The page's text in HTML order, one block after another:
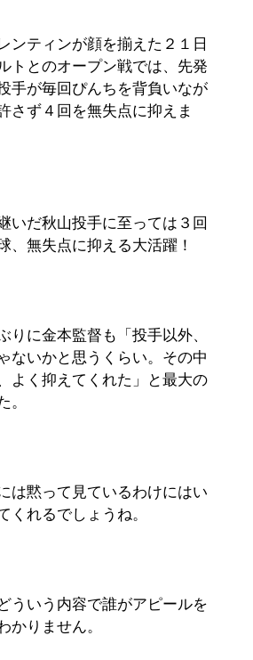
ンティンが顔を揃えた２１日
トとのオープン戦では、先発
手が毎回ぴんちを背負いなが
さず４回を無失点に抑えま
いだ秋山投手に至っては３回
、無失点に抑える大活躍！
りに金本監督も「投手以外、
ないかと思うくらい。その中
よく抑えてくれた」と最大の
。
は黙って見ているわけにはい
くれるでしょうね。
ういう内容で誰がアピールを
かりません。